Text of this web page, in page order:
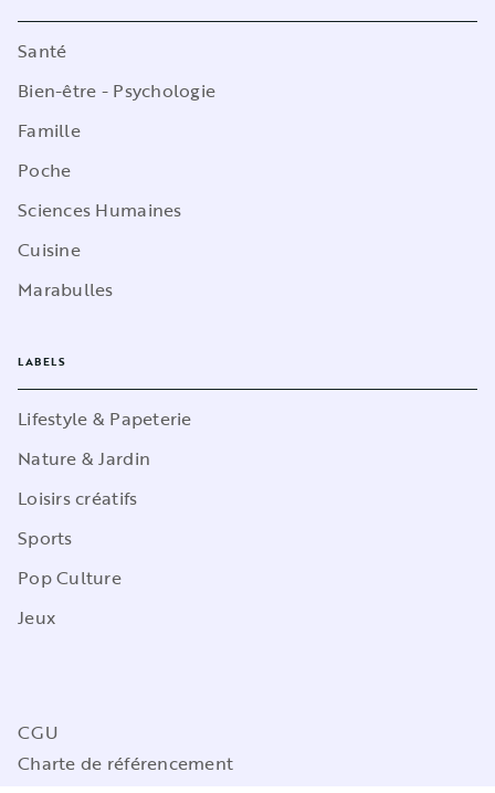
Santé
Bien-être - Psychologie
Famille
Poche
Sciences Humaines
Cuisine
Marabulles
LABELS
Lifestyle & Papeterie
Nature & Jardin
Loisirs créatifs
Sports
Pop Culture
Jeux
CGU
Charte de référencement